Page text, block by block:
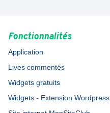
Fonctionnalités
Application
Lives commentés
Widgets gratuits
Widgets - Extension Wordpress